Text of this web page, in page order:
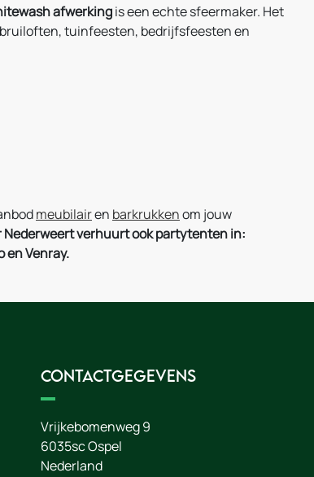
afwerkingis een echte sfeermaker. Het
tuinfeesten, bedrijfsfeesten en
meubilairen barkrukkenom jouw
verhuurt ook partytenten in:
en Venray.
Contactgegevens
Vrijkebomenweg 9
6035scOspel
Nederland